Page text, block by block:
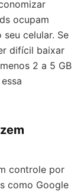
ocupam
celular. Se
difícil baixar
2 a 5 GB
controle por
como Google